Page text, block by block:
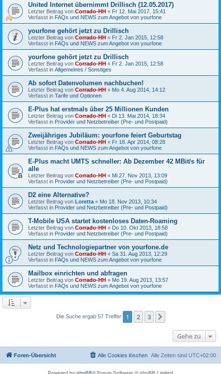
United Internet übernimmt Drillisch (12.05.2017)
Letzter Beitrag von Corrado-HH « Fr 12. Mai 2017, 15:41
Verfasst in FAQs und NEWS zum Angebot von yourfone
yourfone gehört jetzt zu Drillisch
Letzter Beitrag von Corrado-HH « Fr 2. Jan 2015, 12:58
Verfasst in FAQs und NEWS zum Angebot von yourfone
yourfone gehört jetzt zu Drillisch
Letzter Beitrag von Corrado-HH « Fr 2. Jan 2015, 12:58
Verfasst in Allgemeines / Sonstiges
Ab sofort Datenvolumen nachbuchen!
Letzter Beitrag von Corrado-HH « Mo 4. Aug 2014, 14:12
Verfasst in Tarife und Optionen
E-Plus hat erstmals über 25 Millionen Kunden
Letzter Beitrag von Corrado-HH « Di 13. Mai 2014, 18:34
Verfasst in Provider und Netzbetreiber (Pre- und Postpaid)
Zweijähriges Jubiläum: yourfone feiert Geburtstag
Letzter Beitrag von Corrado-HH « Fr 18. Apr 2014, 08:28
Verfasst in FAQs und NEWS zum Angebot von yourfone
E-Plus macht UMTS schneller: Ab Dezember 42 MBit/s für
alle
Letzter Beitrag von Corrado-HH « Mi 27. Nov 2013, 13:09
Verfasst in Provider und Netzbetreiber (Pre- und Postpaid)
D2 eine Alternative?
Letzter Beitrag von Loretta « Mo 18. Nov 2013, 10:34
Verfasst in Provider und Netzbetreiber (Pre- und Postpaid)
T-Mobile USA startet kostenloses Daten-Roaming
Letzter Beitrag von Corrado-HH « Do 10. Okt 2013, 18:58
Verfasst in Provider und Netzbetreiber (Pre- und Postpaid)
Netz und Technologiepartner von yourfone.de
Letzter Beitrag von Corrado-HH « Sa 31. Aug 2013, 12:29
Verfasst in FAQs und NEWS zum Angebot von yourfone
Mailbox einrichten und abfragen
Letzter Beitrag von Corrado-HH « Mo 19. Aug 2013, 13:57
Verfasst in FAQs und NEWS zum Angebot von yourfone
Die Suche ergab 57 Treffer 1 2 3
Gehe zu
Foren-Übersicht Alle Zeiten sind UTC+02:00
Alle Cookies löschen
Powered by phpBB® Forum Software © phpBB Limited